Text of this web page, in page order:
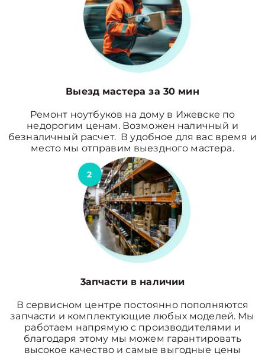
Выезд мастера за 30 мин
Ремонт ноутбуков на дому в Ижевске по
недорогим ценам. Возможен наличный и
безналичный расчет. В удобное для вас время и
место мы отправим выездного мастера.
2
3апчасти в наличии
В сервисном центре постоянно пополняются
запчасти и комплектующие любых моделей. Мы
работаем напрямую с производителями и
благодаря этому мы можем гарантировать
высокое качество и самые выгодные цены